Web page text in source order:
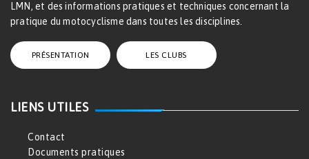
LMN, et des informations pratiques et techniques concernant la
pratique du motocyclisme dans toutes les disciplines.
PRÉSENTATION LES CLUBS
LIENS UTILES
Contact
Documents pratiques